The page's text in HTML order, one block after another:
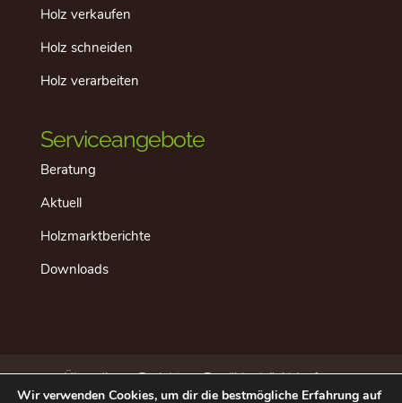
Holz verkaufen
Holz schneiden
Holz verarbeiten
Serviceangebote
Beratung
Aktuell
Holzmarktberichte
Downloads
Über dieses Projekt
Der “ideale” Ablauf
Aktuell
Datenschutz Impressum
Wir verwenden Cookies, um dir die bestmögliche Erfahrung auf